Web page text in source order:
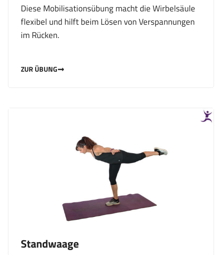
Diese Mobilisationsübung macht die Wirbelsäule
flexibel und hilft beim Lösen von Verspannungen
im Rücken.
ZUR ÜBUNG
Standwaage